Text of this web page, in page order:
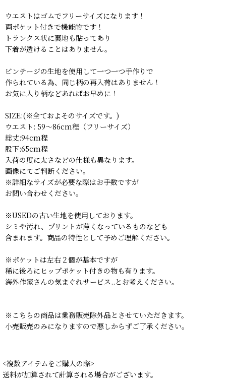
ウエストはゴムでフリーサイズになります！
両ポケット付きで機能的です！
トランクス状に裏地も貼ってあり
下着が透けることはありません。
ビンテージの生地を使用して一つ一つ手作りで
作られている為、同じ柄の再入荷はありません！
お気に入り柄などあればお早めに！
SIZE:(※全ておよそのサイズです。)
ウエスト: 59〜86cm程（フリーサイズ）
総丈:94cm程
股下:65cm程
入荷の度に太さなどの仕様も異なります。
画像にてご判断ください。
※詳細なサイズが必要な際はお手数ですが
お問い合わせください。
※USEDの古い生地を使用しております。
シミや汚れ、プリントが薄くなっているものなども
含まれます。商品の特性として予めご理解ください。
※ポケットは左右２個が基本ですが
稀に後ろにヒップポケット付きの物も有ります。
海外作家さんの気まぐれサービス..とお考えください。
※こちらの商品は業務販売除外品とさせていただきます。
小売販売のみになりますので悪しからずご了承ください。
<複数アイテムをご購入の際>
送料が加算されて計算される場合がございます。